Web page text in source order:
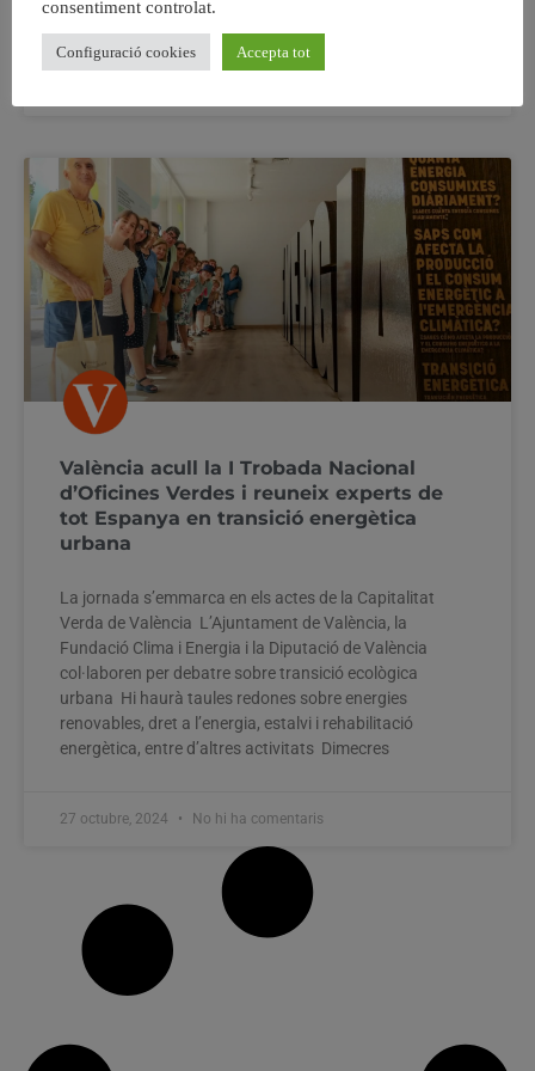
per a
València acull la I Trobada Nacional
d’Oficines Verdes i reuneix experts de
tot Espanya en transició energètica
urbana
La jornada s’emmarca en els actes de la Capitalitat
Verda de València L’Ajuntament de València, la
Fundació Clima i Energia i la Diputació de València
col·laboren per debatre sobre transició ecològica
urbana Hi haurà taules redones sobre energies
renovables, dret a l’energia, estalvi i rehabilitació
energètica, entre d’altres activitats Dimecres
27 octubre, 2024 No hi ha comentaris
consentiment controlat.
Configuració cookies Accepta tot